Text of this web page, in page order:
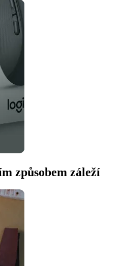
způsobem záleží